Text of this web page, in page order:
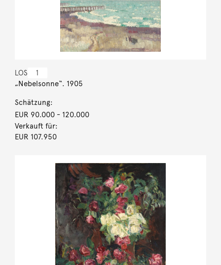
LOS 1
„Nebelsonne“. 1905
Schätzung:
EUR 90.000- 120.000
Verkauft für:
EUR 107.950